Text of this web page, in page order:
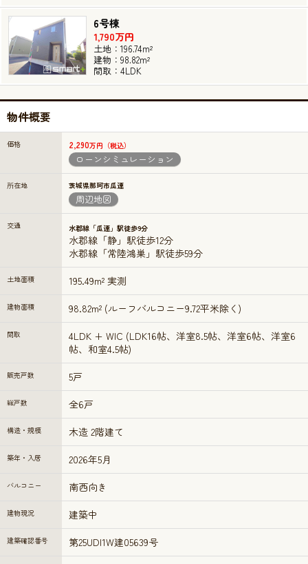
6号棟
1,790万円
土地：196.74m²
建物：98.82m²
間取：4LDK
物件概要
価格 2,290万円（税込）
ローンシミュレーション
所在地 茨城県那珂市瓜連
周辺地図
交通 水郡線「瓜連」駅徒歩9分
水郡線「静」駅徒歩12分
水郡線「常陸鴻巣」駅徒歩59分
土地面積 195.49m² 実測
建物面積 98.82m² (ルーフバルコニー9.72平米除く)
間取
4LDK + WIC (LDK16帖、洋室8.5帖、洋室6帖、洋室6
帖、和室4.5帖)
販売戸数 5戸
総戸数 全6戸
構造・規模 木造 2階建て
築年・入居 2026年5月
バルコニー 南西向き
建物現況 建築中
建築確認番号 第25UDI1W建05639号